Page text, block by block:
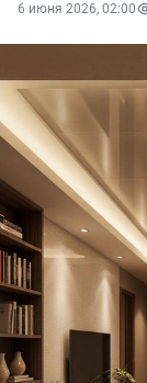
6 июня 2026, 02:00